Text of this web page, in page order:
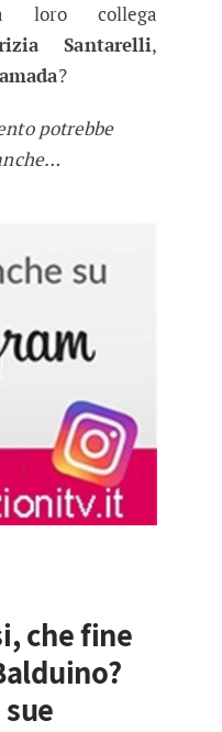
loro collega
Santarelli,
?
potrebbe
che fine